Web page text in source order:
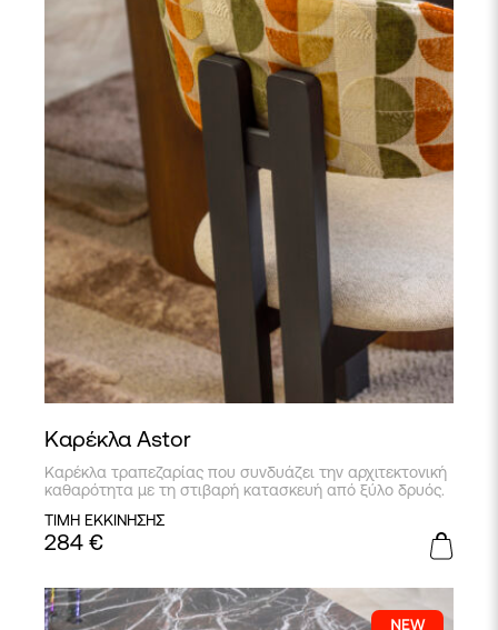
Καρέκλα Astor
Kαρέκλα τραπεζαρίας που συνδυάζει την αρχιτεκτονική
καθαρότητα με τη στιβαρή κατασκευή από ξύλο δρυός.
ΤΙΜΗ ΕΚΚΙΝΗΣΗΣ
284 €